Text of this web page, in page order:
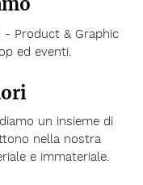
- Product & Graphic
ed eventi.
un insieme di
nella nostra
e immateriale.